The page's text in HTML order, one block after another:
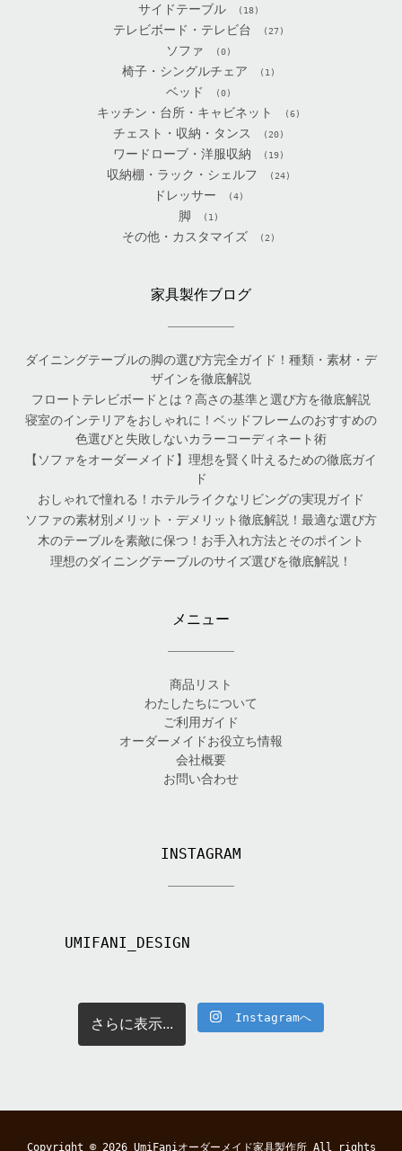
サイドテーブル (18)
テレビボード・テレビ台 (27)
ソファ (0)
椅子・シングルチェア (1)
ベッド (0)
キッチン・台所・キャビネット (6)
チェスト・収納・タンス (20)
ワードローブ・洋服収納 (19)
収納棚・ラック・シェルフ (24)
ドレッサー (4)
脚 (1)
その他・カスタマイズ (2)
家具製作ブログ
ダイニングテーブルの脚の選び方完全ガイド！種類・素材・デ
ザインを徹底解説
フロートテレビボードとは？高さの基準と選び方を徹底解説
寝室のインテリアをおしゃれに！ベッドフレームのおすすめの
色選びと失敗しないカラーコーディネート術
【ソファをオーダーメイド】理想を賢く叶えるための徹底ガイ
ド
おしゃれで憧れる！ホテルライクなリビングの実現ガイド
ソファの素材別メリット・デメリット徹底解説！最適な選び方
木のテーブルを素敵に保つ！お手入れ方法とそのポイント
理想のダイニングテーブルのサイズ選びを徹底解説！
メニュー
商品リスト
わたしたちについて
ご利用ガイド
オーダーメイドお役立ち情報
会社概要
お問い合わせ
INSTAGRAM
UMIFANI_DESIGN
さらに表示... Instagramへ
Copyright © 2026 UmiFaniオーダーメイド家具製作所All rights